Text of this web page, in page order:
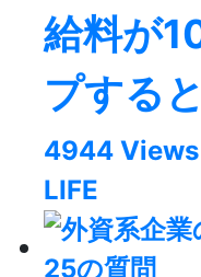
給料が
プする
4944 Views
LIFE